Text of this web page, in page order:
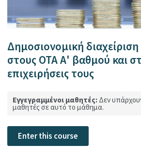
Δημοσιονομική διαχείριση
στους ΟΤΑ Α' βαθμού και
επιχειρήσεις τους
Εγγεγραμμένοι μαθητές: Δεν
μαθητές σε αυτό το μάθημα.
Enter this course